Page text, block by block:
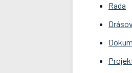
Rada